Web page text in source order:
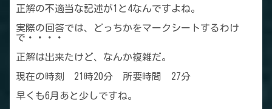
正解の不適当な記述が1と4なんですよね。
実際の回答では、どっちかをマークシートするわけ
で・・・・
正解は出来たけど、なんか複雑だ。
現在の時刻 21時20分 所要時間 27分
早くも6月あと少しですね。